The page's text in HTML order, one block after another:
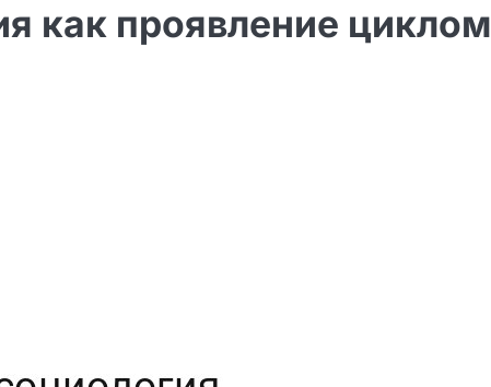
как проявление циклом